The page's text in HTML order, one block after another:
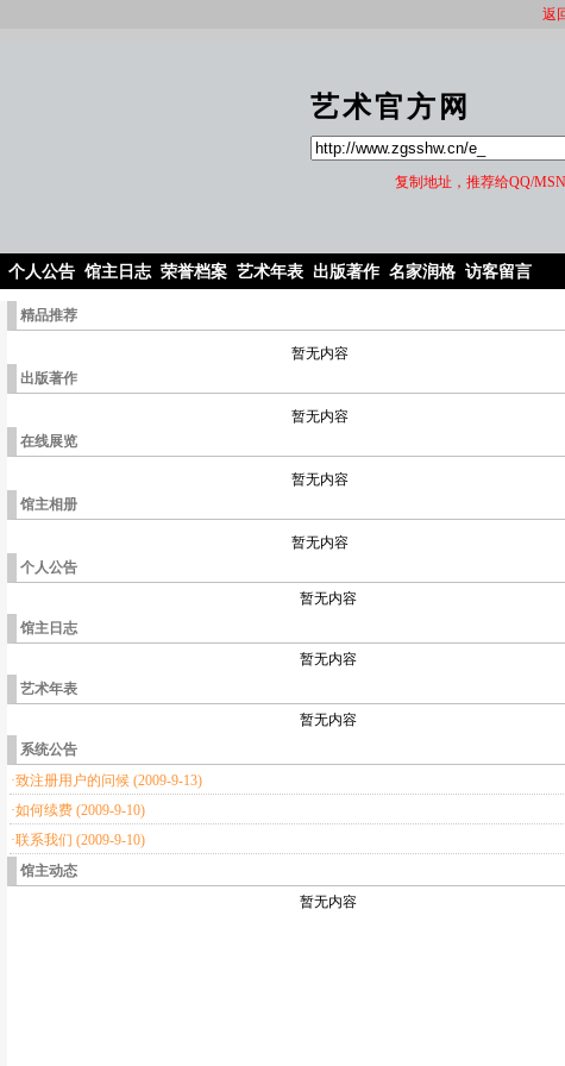
返
艺术官方网
复制地址，推荐给QQ/
个人公告 馆主日志 荣誉档案 艺术年表 出版著作 名家润格 访客留言
精品推荐
暂无内容
出版著作
暂无内容
在线展览
暂无内容
馆主相册
暂无内容
个人公告
暂无内容
馆主日志
暂无内容
艺术年表
暂无内容
系统公告
·致注册用户的问候 (2009-9-13)
·如何续费 (2009-9-10)
·联系我们 (2009-9-10)
馆主动态
暂无内容